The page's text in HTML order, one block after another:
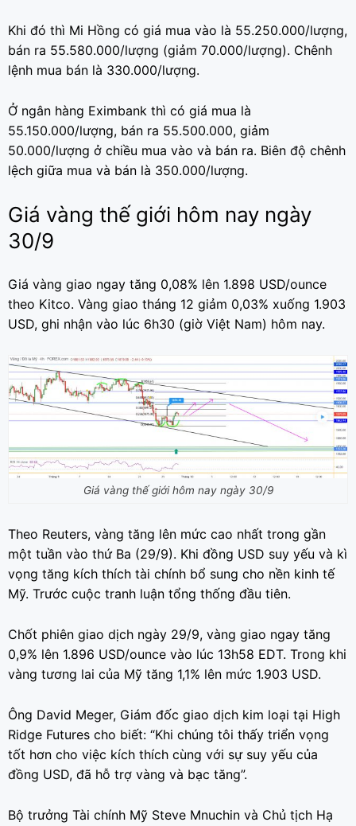
Khi đó thì Mi Hồng có giá mua vào là 55.250.000/lượng,
bán ra 55.580.000/lượng (giảm 70.000/lượng). Chênh
lệnh mua bán là 330.000/lượng.
Ở ngân hàng Eximbank thì có giá mua là
55.150.000/lượng, bán ra 55.500.000, giảm
50.000/lượng ở chiều mua vào và bán ra. Biên độ chênh
lệch giữa mua và bán là 350.000/lượng.
Giá vàng thế giới hôm nay ngày
30/9
Giá vàng giao ngay tăng 0,08% lên 1.898 USD/ounce
theo Kitco. Vàng giao tháng 12 giảm 0,03% xuống 1.903
USD, ghi nhận vào lúc 6h30 (giờ Việt Nam) hôm nay.
Giá vàng thế giới hôm nay ngày 30/9
Theo Reuters, vàng tăng lên mức cao nhất trong gần
một tuần vào thứ Ba (29/9). Khi đồng USD suy yếu và kì
vọng tăng kích thích tài chính bổ sung cho nền kinh tế
Mỹ. Trước cuộc tranh luận tổng thống đầu tiên.
Chốt phiên giao dịch ngày 29/9, vàng giao ngay tăng
0,9% lên 1.896 USD/ounce vào lúc 13h58 EDT. Trong khi
vàng tương lai của Mỹ tăng 1,1% lên mức 1.903 USD.
Ông David Meger, Giám đốc giao dịch kim loại tại High
Ridge Futures cho biết: “Khi chúng tôi thấy triển vọng
tốt hơn cho việc kích thích cùng với sự suy yếu của
đồng USD, đã hỗ trợ vàng và bạc tăng”.
Bộ trưởng Tài chính Mỹ Steve Mnuchin và Chủ tịch Hạ